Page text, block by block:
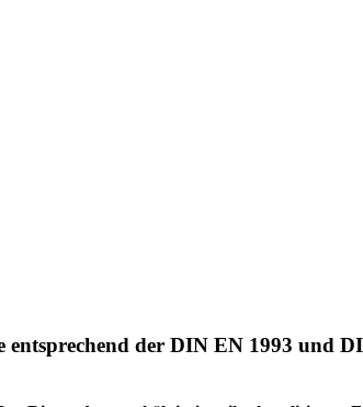
der DIN EN 1993 und